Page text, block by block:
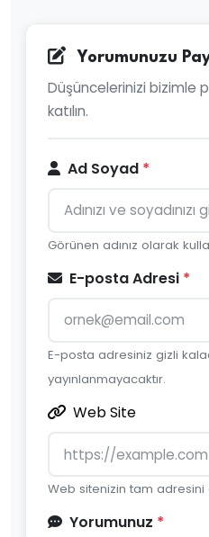
Yorumunuzu
Düşüncelerinizi bizimle
katılın.
Ad Soyad *
Görünen adınız olarak
E-posta Adresi *
E-posta adresiniz gizli
yayınlanmayacaktır.
Web Site
Web sitenizin tam
Yorumunuz *